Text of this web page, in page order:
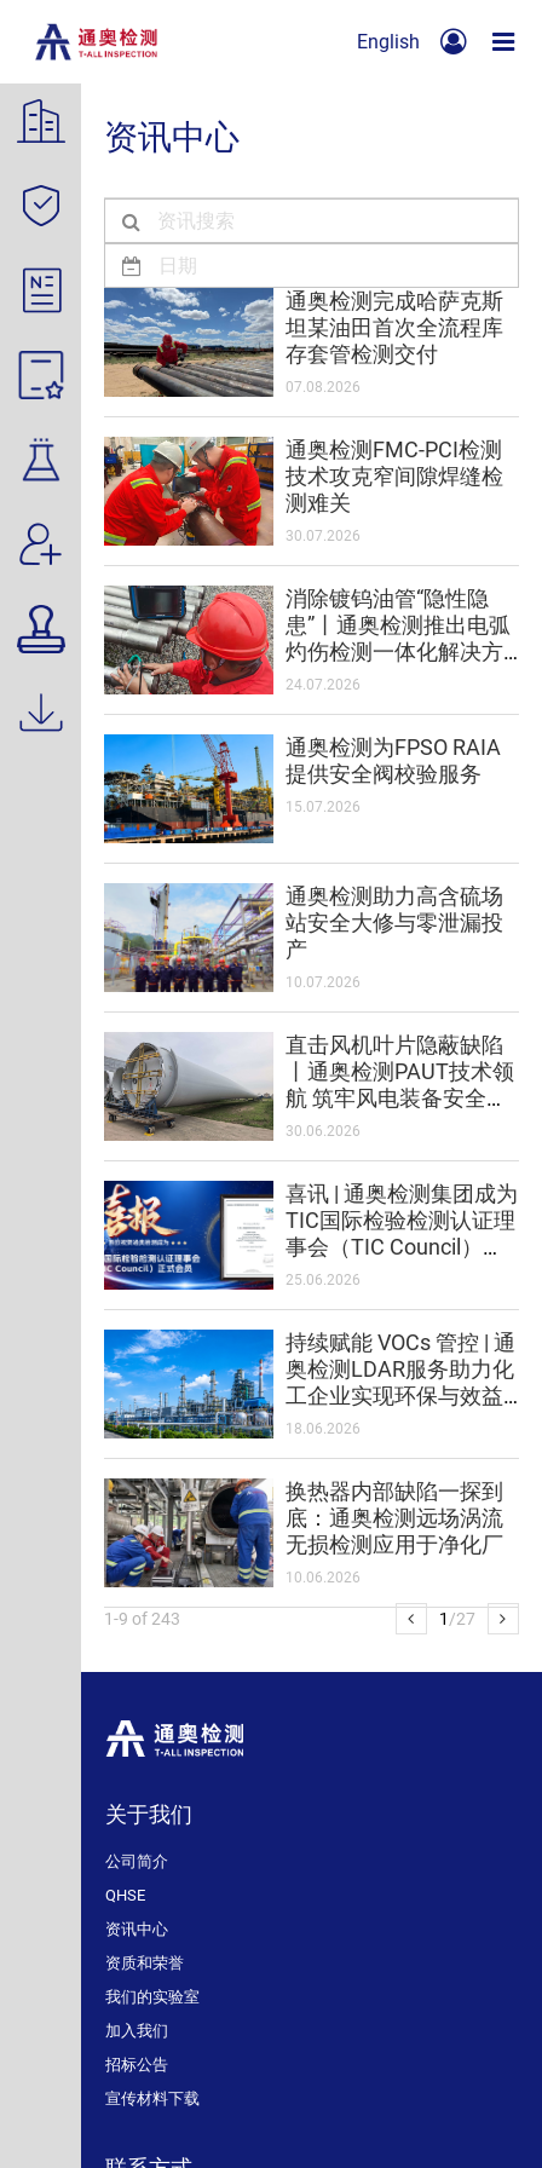
English
资讯中心
通奥检测完成哈萨克斯
坦某油田首次全流程库
存套管检测交付
07.08.2026
通奥检测FMC-PCI检测
技术攻克窄间隙焊缝检
测难关
30.07.2026
消除镀钨油管“隐性隐
患”丨通奥检测推出电弧
灼伤检测一体化解决方
案
24.07.2026
通奥检测为FPSO RAIA
提供安全阀校验服务
15.07.2026
通奥检测助力高含硫场
站安全大修与零泄漏投
产
10.07.2026
直击风机叶片隐蔽缺陷
丨通奥检测PAUT技术领
航 筑牢风电装备安全防
线
30.06.2026
喜讯 | 通奥检测集团成为
TIC国际检验检测认证理
事会（TIC Council）正
式会员！
25.06.2026
持续赋能 VOCs 管控 | 通
奥检测LDAR服务助力化
工企业实现环保与效益
双赢
18.06.2026
换热器内部缺陷一探到
底：通奥检测远场涡流
无损检测应用于净化厂
10.06.2026
1-9 of 243 1 /27
关于我们
公司简介
QHSE
资讯中心
资质和荣誉
我们的实验室
加入我们
招标公告
宣传材料下载